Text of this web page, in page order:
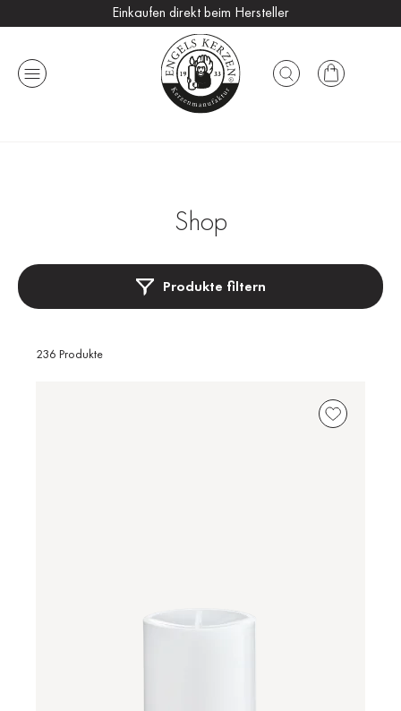
Einkaufen direkt beim Hersteller
Versandkostenfrei ab 25 €
Handmade in Germany
Shop
Produkte filtern
236 Produkte